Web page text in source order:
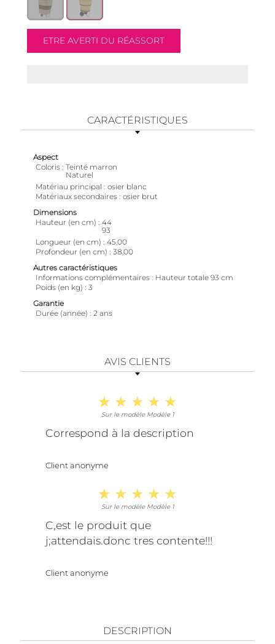
CARACTÉRISTIQUES
Aspect
Coloris Teinté marron
Naturel
Matériau principal
osier blanc
Matériaux secondaires osier brut
Dimensions
Hauteur (en cm)
44
93
Longueur (en cm)
45,00
Profondeur (en cm)
38,00
Autres caractéristiques
Informations complémentaires
Hauteur totale 93 cm
Poids (en kg)
3
Garantie
Durée (année)
2 ans
AVIS CLIENTS
Sur le modèle Modèle 1
Correspond à la description
Client anonyme
Sur le modèle Modèle 1
C,est le produit que
j;attendais.donc tres contente!!!
Client anonyme
DESCRIPTION